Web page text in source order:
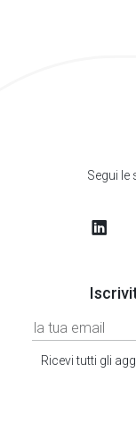
Segui
Ricevi tutti gli